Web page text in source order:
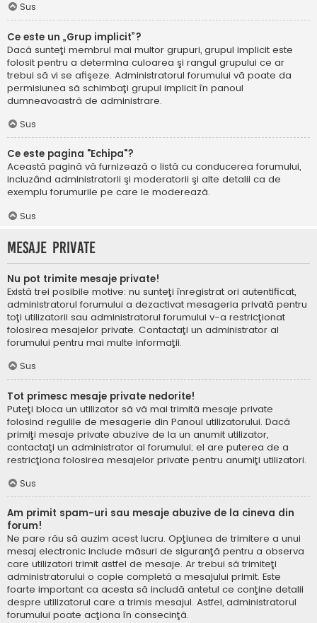
Sus
Ce este un „Grup implicit”?
Dacă sunteţi membrul mai multor grupuri, grupul implicit este
folosit pentru a determina culoarea şi rangul grupului ce ar
trebui să vi se afişeze. Administratorul forumului vă poate da
permisiunea să schimbaţi grupul implicit în panoul
dumneavoastră de administrare.
Sus
Ce este pagina "Echipa"?
Această pagină vă furnizează o listă cu conducerea forumului,
incluzând administratorii şi moderatorii şi alte detalii ca de
exemplu forumurile pe care le moderează.
Sus
Mesaje private
Nu pot trimite mesaje private!
Există trei posibile motive: nu sunteţi înregistrat ori autentificat,
administratorul forumului a dezactivat mesageria privată pentru
toţi utilizatorii sau administratorul forumului v-a restricţionat
folosirea mesajelor private. Contactaţi un administrator al
forumului pentru mai multe informaţii.
Sus
Tot primesc mesaje private nedorite!
Puteţi bloca un utilizator să vă mai trimită mesaje private
folosind regulile de mesagerie din Panoul utilizatorului. Dacă
primiţi mesaje private abuzive de la un anumit utilizator,
contactaţi un administrator al forumului; el are puterea de a
restricţiona folosirea mesajelor private pentru anumiţi utilizatori.
Sus
Am primit spam-uri sau mesaje abuzive de la cineva din
forum!
Ne pare rău să auzim acest lucru. Opţiunea de trimitere a unui
mesaj electronic include măsuri de siguranţă pentru a observa
care utilizatori trimit astfel de mesaje. Ar trebui să trimiteţi
administratorului o copie completă a mesajului primit. Este
foarte important ca acesta să includă antetul ce conţine detalii
despre utilizatorul care a trimis mesajul. Astfel, administratorul
forumului poate acţiona în consecinţă.